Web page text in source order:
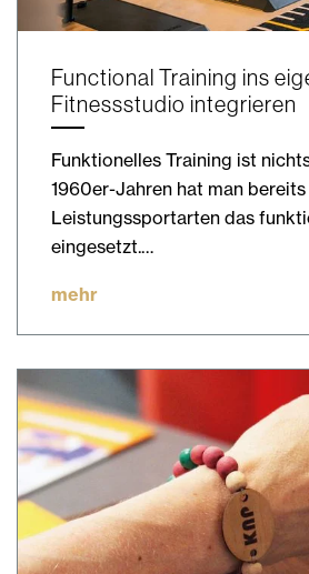
Functional Training ins
Fitnessstudio integrieren
Funktionelles Training ist
1960er-Jahren hat man
Leistungssportarten das
eingesetzt.…
mehr